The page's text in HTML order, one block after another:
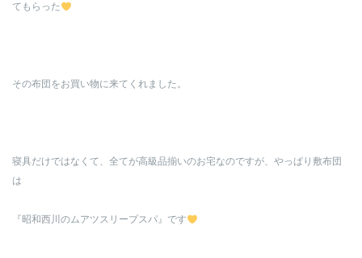
てもらった
その布団をお買い物に来てくれました。
寝具だけではなくて、全てが高級品揃いのお宅なのですが、やっぱり敷布団
は
『昭和西川のムアツスリープスパ』です